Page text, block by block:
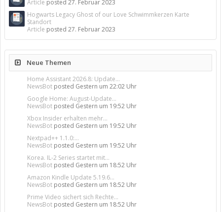
Article posted 27. Februar 2023
Hogwarts Legacy Ghost of our Love Schwimmkerzen Karte
Standort
Article posted 27. Februar 2023
Neue Themen
Home Assistant 2026.8: Update...
NewsBot posted Gestern um 22:02 Uhr
Google Home: August-Update...
NewsBot posted Gestern um 19:52 Uhr
Xbox Insider erhalten mehr...
NewsBot posted Gestern um 19:52 Uhr
Nextpad++ 1.1.0:...
NewsBot posted Gestern um 19:52 Uhr
Korea. IL-2 Series startet mit...
NewsBot posted Gestern um 18:52 Uhr
Amazon Kindle Update 5.19.6...
NewsBot posted Gestern um 18:52 Uhr
Prime Video sichert sich Rechte...
NewsBot posted Gestern um 18:52 Uhr